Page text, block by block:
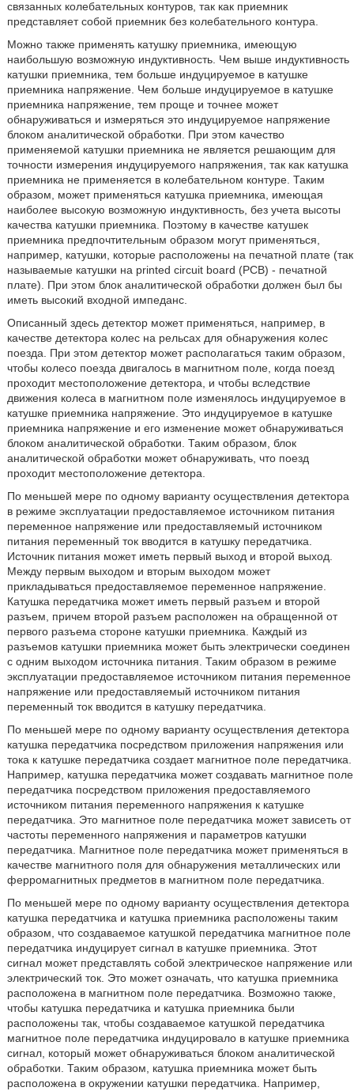
связанных колебательных контуров, так как приемник
представляет собой приемник без колебательного контура.
Можно также применять катушку приемника, имеющую
наибольшую возможную индуктивность. Чем выше индуктивность
катушки приемника, тем больше индуцируемое в катушке
приемника напряжение. Чем больше индуцируемое в катушке
приемника напряжение, тем проще и точнее может
обнаруживаться и измеряться это индуцируемое напряжение
блоком аналитической обработки. При этом качество
применяемой катушки приемника не является решающим для
точности измерения индуцируемого напряжения, так как катушка
приемника не применяется в колебательном контуре. Таким
образом, может применяться катушка приемника, имеющая
наиболее высокую возможную индуктивность, без учета высоты
качества катушки приемника. Поэтому в качестве катушек
приемника предпочтительным образом могут применяться,
например, катушки, которые расположены на печатной плате (так
называемые катушки на printed circuit board (PCB) - печатной
плате). При этом блок аналитической обработки должен был бы
иметь высокий входной импеданс.
Описанный здесь детектор может применяться, например, в
качестве детектора колес на рельсах для обнаружения колес
поезда. При этом детектор может располагаться таким образом,
чтобы колесо поезда двигалось в магнитном поле, когда поезд
проходит местоположение детектора, и чтобы вследствие
движения колеса в магнитном поле изменялось индуцируемое в
катушке приемника напряжение. Это индуцируемое в катушке
приемника напряжение и его изменение может обнаруживаться
блоком аналитической обработки. Таким образом, блок
аналитической обработки может обнаруживать, что поезд
проходит местоположение детектора.
По меньшей мере по одному варианту осуществления детектора
в режиме эксплуатации предоставляемое источником питания
переменное напряжение или предоставляемый источником
питания переменный ток вводится в катушку передатчика.
Источник питания может иметь первый выход и второй выход.
Между первым выходом и вторым выходом может
прикладываться предоставляемое переменное напряжение.
Катушка передатчика может иметь первый разъем и второй
разъем, причем второй разъем расположен на обращенной от
первого разъема стороне катушки приемника. Каждый из
разъемов катушки приемника может быть электрически соединен
с одним выходом источника питания. Таким образом в режиме
эксплуатации предоставляемое источником питания переменное
напряжение или предоставляемый источником питания
переменный ток вводится в катушку передатчика.
По меньшей мере по одному варианту осуществления детектора
катушка передатчика посредством приложения напряжения или
тока к катушке передатчика создает магнитное поле передатчика.
Например, катушка передатчика может создавать магнитное поле
передатчика посредством приложения предоставляемого
источником питания переменного напряжения к катушке
передатчика. Это магнитное поле передатчика может зависеть от
частоты переменного напряжения и параметров катушки
передатчика. Магнитное поле передатчика может применяться в
качестве магнитного поля для обнаружения металлических или
ферромагнитных предметов в магнитном поле передатчика.
По меньшей мере по одному варианту осуществления детектора
катушка передатчика и катушка приемника расположены таким
образом, что создаваемое катушкой передатчика магнитное поле
передатчика индуцирует сигнал в катушке приемника. Этот
сигнал может представлять собой электрическое напряжение или
электрический ток. Это может означать, что катушка приемника
расположена в магнитном поле передатчика. Возможно также,
чтобы катушка передатчика и катушка приемника были
расположены так, чтобы создаваемое катушкой передатчика
магнитное поле передатчика индуцировало в катушке приемника
сигнал, который может обнаруживаться блоком аналитической
обработки. Таким образом, катушка приемника может быть
расположена в окружении катушки передатчика. Например,